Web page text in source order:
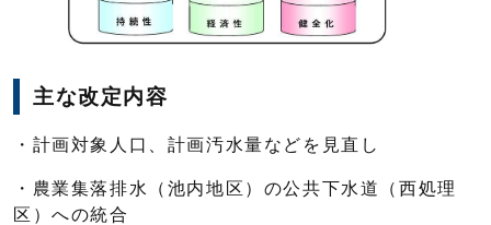
主な改定内容
・計画対象人口、計画汚水量などを見直し
・農業集落排水（池内地区）の公共下水道（西処理
区）への統合